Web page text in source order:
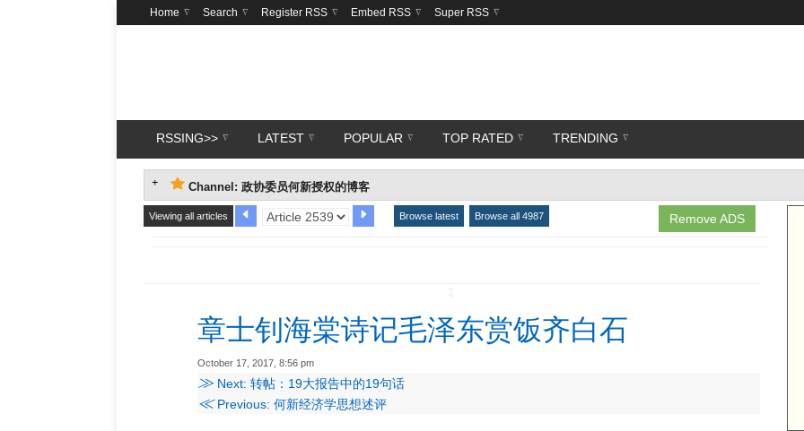
Home Search Register RSS Embed RSS Super RSS
RSSING>> LATEST POPULAR TOP RATED TRENDING
Channel: 政协委员何新授权的博客
Remove ADS
Viewing all articles Browse latest Browse all 4987
章士钊海棠诗记毛泽东赏饭齐白石
October 17, 2017, 8:56 pm
≫ Next: 转帖：19大报告中的19句话
≪Previous: 何新经济学思想述评